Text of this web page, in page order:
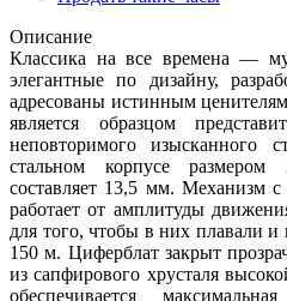
Описание
Классика на все времена —
элегантные по дизайну,
адресованы истинным
является образцом
неповторимого изысканного
стальном корпусе
составляет 13,5 мм. Механизм с
работает от амплитуды
для того, чтобы в них плавали
150 м. Циферблат закрыт
из сапфирового хрусталя
обеспечивается